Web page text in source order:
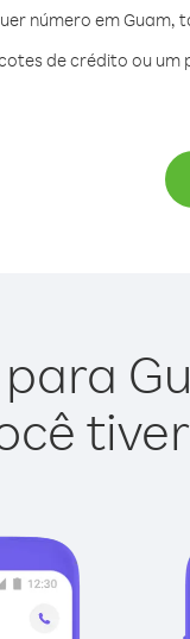
número em
de crédito ou